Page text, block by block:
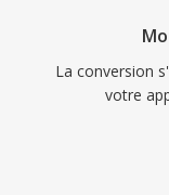
La conversion
votre